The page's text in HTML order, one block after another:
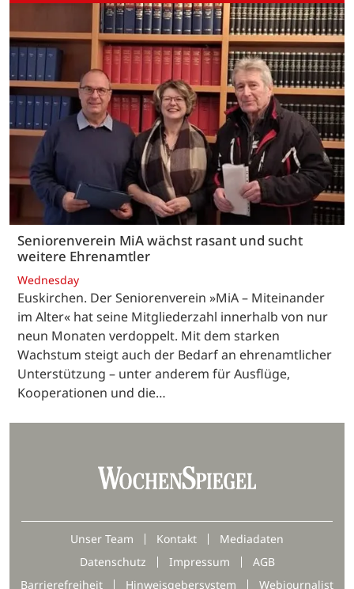
Seniorenverein MiA wächst rasant und sucht
weitere Ehrenamtler
Wednesday
Euskirchen. Der Seniorenverein »MiA – Miteinander
im Alter« hat seine Mitgliederzahl innerhalb von nur
neun Monaten verdoppelt. Mit dem starken
Wachstum steigt auch der Bedarf an ehrenamtlicher
Unterstützung – unter anderem für Ausflüge,
Kooperationen und die…
Unser Team Kontakt
Mediadaten
Datenschutz
Impressum
AGB
Barrierefreiheit
Hinweisgebersystem Webjournalist